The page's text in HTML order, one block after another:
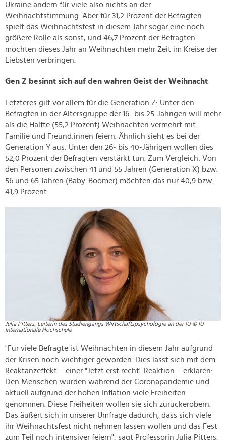
Ukraine ändern für viele also nichts an der
Weihnachtstimmung. Aber für 31,2 Prozent der Befragten
spielt das Weihnachtsfest in diesem Jahr sogar eine noch
größere Rolle als sonst, und 46,7 Prozent der Befragten
möchten dieses Jahr an Weihnachten mehr Zeit im Kreise der
Liebsten verbringen.
Gen Z besinnt sich auf den wahren Geist der Weihnacht
Letzteres gilt vor allem für die Generation Z: Unter den
Befragten in der Altersgruppe der 16- bis 25-Jährigen will mehr
als die Hälfte (55,2 Prozent) Weihnachten vermehrt mit
Familie und Freund:innen feiern. Ähnlich sieht es bei der
Generation Y aus: Unter den 26- bis 40-Jährigen wollen dies
52,0 Prozent der Befragten verstärkt tun. Zum Vergleich: Von
den Personen zwischen 41 und 55 Jahren (Generation X) bzw.
56 und 65 Jahren (Baby-Boomer) möchten das nur 40,9 bzw.
41,9 Prozent.
Julia Pitters, Leiterin des Studiengangs Wirtschaftspsychologie an der IU © IU
Internationale Hochschule
"Für viele Befragte ist Weihnachten in diesem Jahr aufgrund
der Krisen noch wichtiger geworden. Dies lässt sich mit dem
Reaktanzeffekt – einer "Jetzt erst recht'-Reaktion – erklären:
Den Menschen wurden während der Coronapandemie und
aktuell aufgrund der hohen Inflation viele Freiheiten
genommen. Diese Freiheiten wollen sie sich zurückerobern.
Das äußert sich in unserer Umfrage dadurch, dass sich viele
ihr Weihnachtsfest nicht nehmen lassen wollen und das Fest
zum Teil noch intensiver feiern", sagt Professorin Julia Pitters,